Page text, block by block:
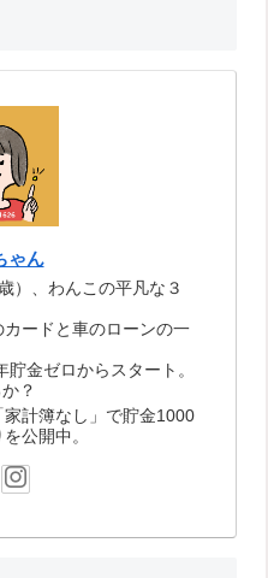
ゃん
）、わんこの平凡な３
ードと車のローンの一
金ゼロからスタート。
？
計簿なし」で貯金1000
公開中。